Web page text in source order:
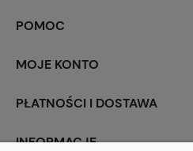
POMOC
MOJE KONTO
PŁATNOŚCI I DOSTAWA
INFORMACJE